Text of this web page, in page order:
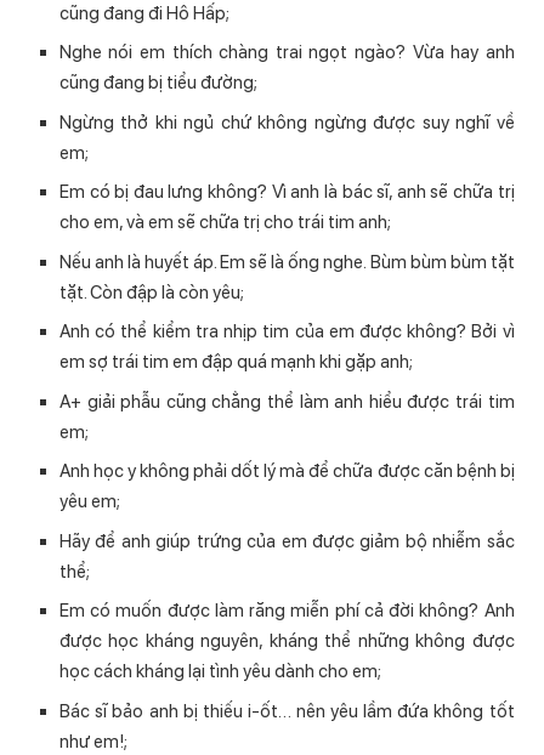
cũng đang đi Hô Hấp;
Nghe nói em thích chàng trai ngọt ngào? Vừa hay anh
cũng đang bị tiểu đường;
Ngừng thở khi ngủ chứ không ngừng được suy nghĩ về
em;
Em có bị đau lưng không? Vì anh là bác sĩ, anh sẽ chữa trị
cho em, và em sẽ chữa trị cho trái tim anh;
Nếu anh là huyết áp. Em sẽ là ống nghe. Bùm bùm bùm tặt
tặt. Còn đập là còn yêu;
Anh có thể kiểm tra nhịp tim của em được không? Bởi vì
em sợ trái tim em đập quá mạnh khi gặp anh;
A+ giải phẫu cũng chẳng thể làm anh hiểu được trái tim
em;
Anh học y không phải dốt lý mà để chữa được căn bệnh bị
yêu em;
Hãy để anh giúp trứng của em được giảm bộ nhiễm sắc
thể;
Em có muốn được làm răng miễn phí cả đời không? Anh
được học kháng nguyên, kháng thể những không được
học cách kháng lại tình yêu dành cho em;
Bác sĩ bảo anh bị thiếu i-ốt… nên yêu lầm đứa không tốt
như em!;